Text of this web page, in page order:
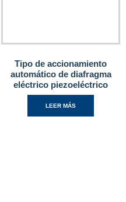
Tipo de accionamiento
automático de diafragma
eléctrico piezoeléctrico
LEER MÁS